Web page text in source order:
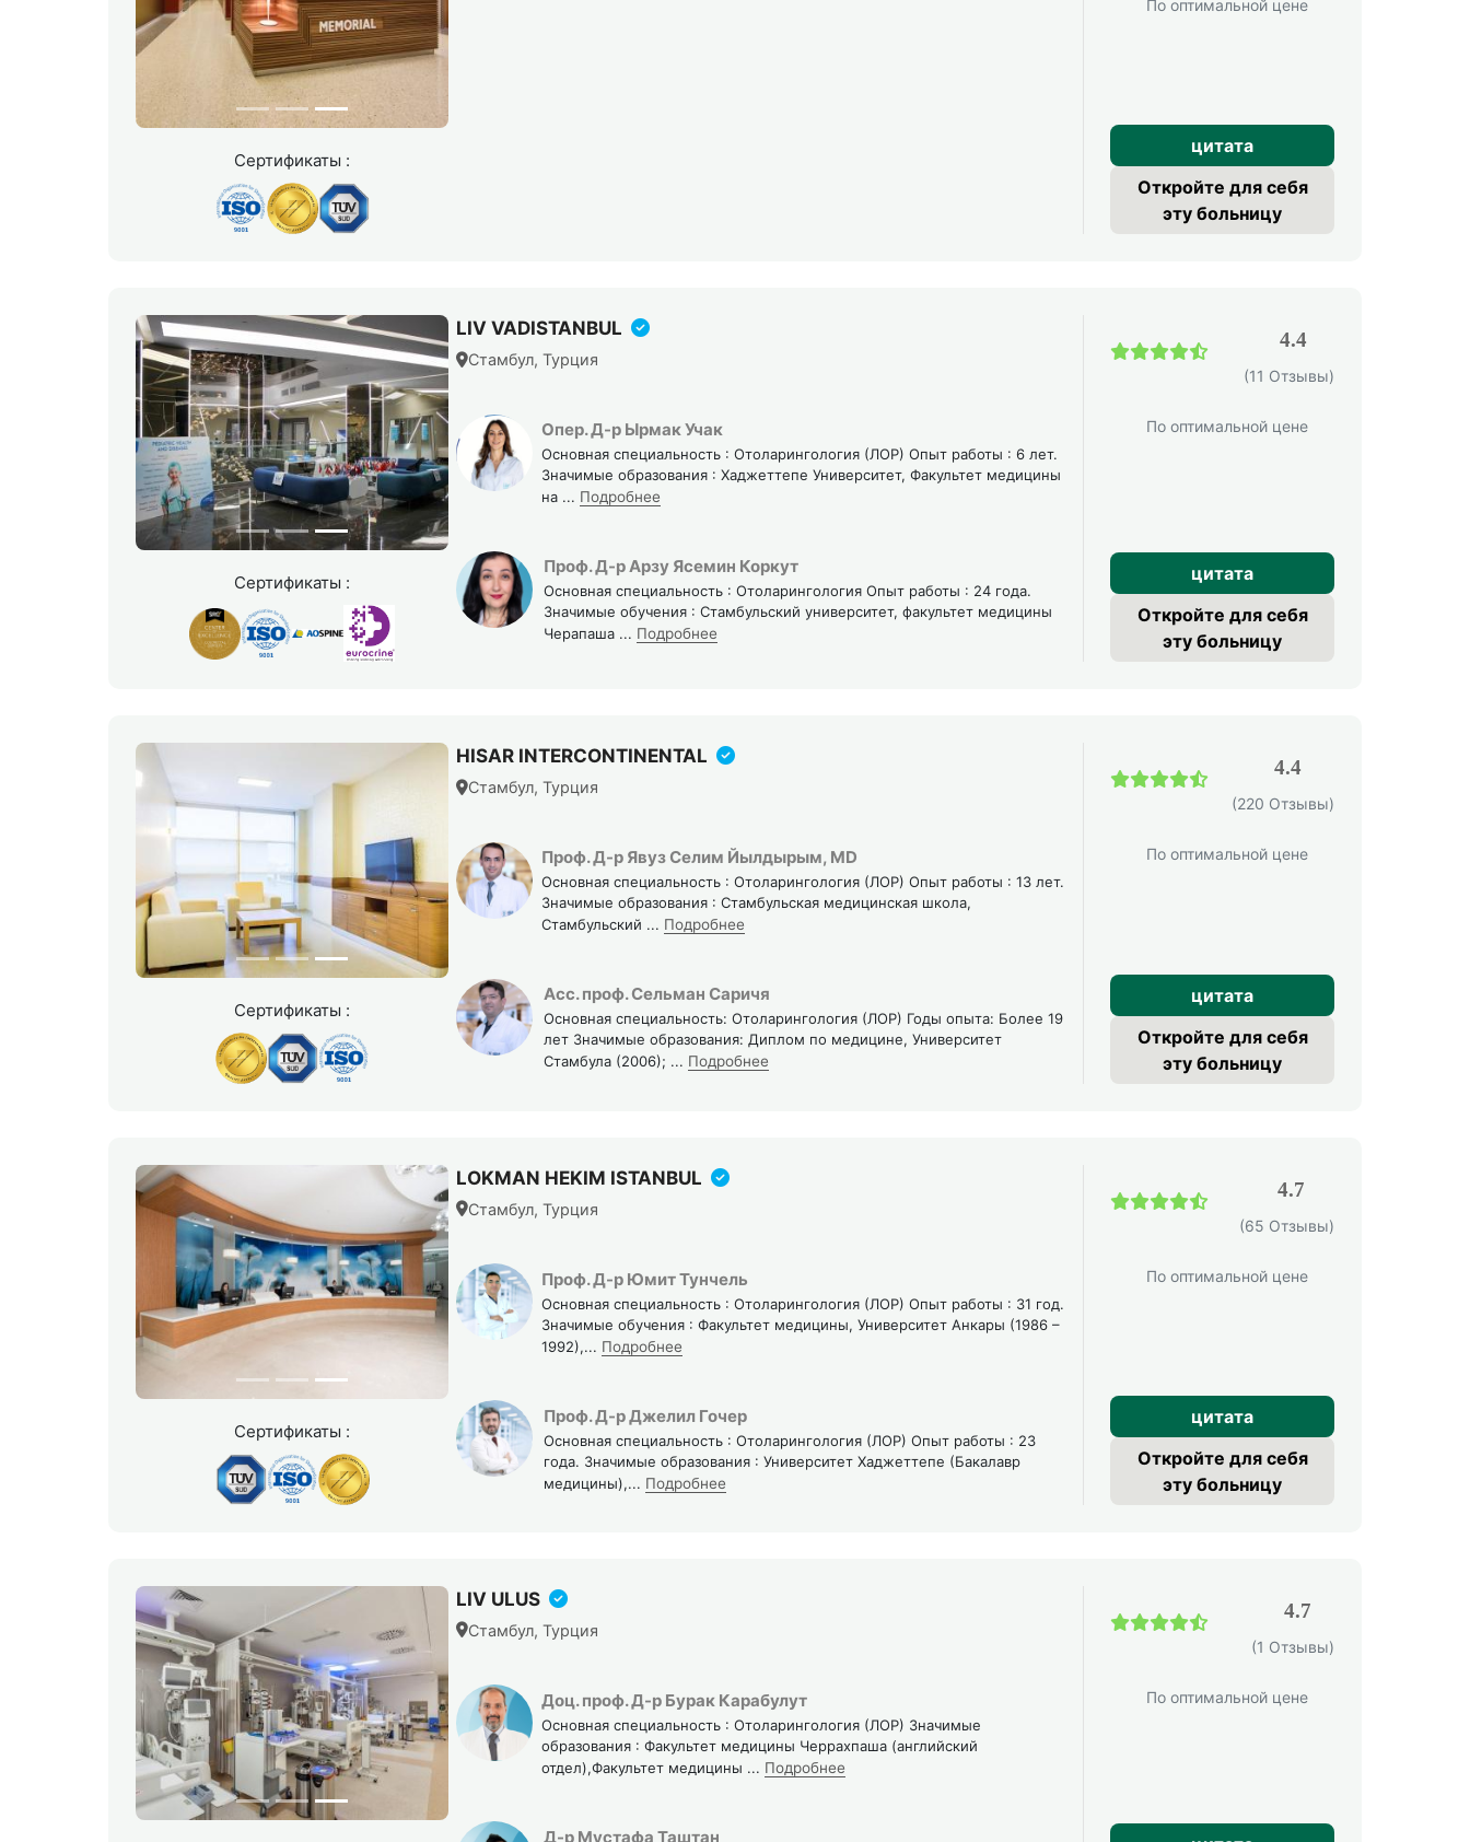
Сертификаты :
По оптимальной цене
цитата
Откройте для себя
эту больницу
Сертификаты :
LIV VADISTANBUL
Стамбул, Турция
Опер. Д-р Ырмак Учак
Основная специальность : Отоларингология (ЛОР) Опыт работы : 6 лет.
Значимые образования : Хаджеттепе Университет, Факультет медицины
на ... Подробнее
Проф. Д-р Арзу Ясемин Коркут
Основная специальность : Отоларингология Опыт работы : 24 года.
Значимые обучения : Стамбульский университет, факультет медицины
Черапаша ... Подробнее
4.4
(11 Отзывы)
По оптимальной цене
цитата
Откройте для себя
эту больницу
Сертификаты :
HISAR INTERCONTINENTAL
Стамбул, Турция
Проф. Д-р Явуз Селим Йылдырым, MD
Основная специальность : Отоларингология (ЛОР) Опыт работы : 13 лет.
Значимые образования : Стамбульская медицинская школа,
Стамбульский ... Подробнее
Асс. проф. Сельман Саричя
Основная специальность: Отоларингология (ЛОР) Годы опыта: Более 19
лет Значимые образования: Диплом по медицине, Университет
Стамбула (2006); ... Подробнее
4.4
(220 Отзывы)
По оптимальной цене
цитата
Откройте для себя
эту больницу
Сертификаты :
LOKMAN HEKIM ISTANBUL
Стамбул, Турция
Проф. Д-р Юмит Тунчель
Основная специальность : Отоларингология (ЛОР) Опыт работы : 31 год.
Значимые обучения : Факультет медицины, Университет Анкары (1986 –
1992),... Подробнее
Проф. Д-р Джелил Гочер
Основная специальность : Отоларингология (ЛОР) Опыт работы : 23
года. Значимые образования : Университет Хаджеттепе (Бакалавр
медицины),... Подробнее
4.7
(65 Отзывы)
По оптимальной цене
цитата
Откройте для себя
эту больницу
LIV ULUS
Стамбул, Турция
Доц. проф. Д-р Бурак Карабулут
Основная специальность : Отоларингология (ЛОР) Значимые
образования : Факультет медицины Черрахпаша (английский
отдел),Факультет медицины ... Подробнее
Д-р Мустафа Таштан
4.7
(1 Отзывы)
По оптимальной цене